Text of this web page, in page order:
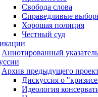
Свобода слова
Справедливые
Хорошая полиция
Честный суд
Аннотированный
Архив предыдущего
Дискуссия о
Идеология